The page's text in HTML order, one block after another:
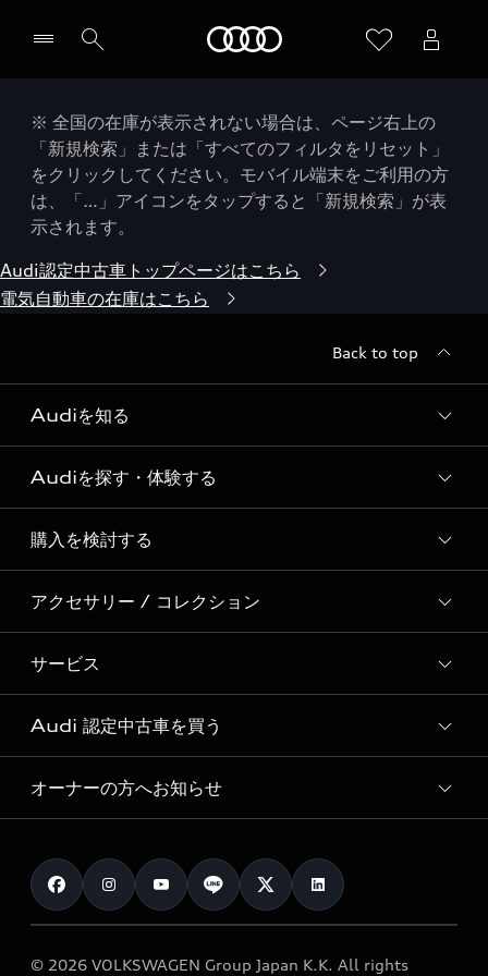
※ 全国の在庫が表示されない場合は、ページ右上の
「新規検索」または「すべてのフィルタをリセット」
をクリックしてください。モバイル端末をご利用の方
は、「…」アイコンをタップすると「新規検索」が表
示されます。
Audi認定中古車トップページはこちら
電気自動車の在庫はこちら
Back to top
Audiを知る
Audi ブランド
Story of Progress
Audi Sport
Formula 1®
デジタルサービス
Audiを探す・体験する
ディーラー検索
新車在庫検索
試乗車・展示車検索
見積もり依頼
試乗予約
購入を検討する
モデル一覧
特別仕様モデル / 限定モデル
e-tronラインアップ
価格シミュレーション
車両比較
カタログ一覧
アクセサリー / コレクション
純正アクセサリー
オンラインショップ
Audi collection
アウディナビアプリ
サービス
サービス入庫予約
サービスプログラム
メンテナンス
車検 / 定期点検
e-tronアフターサポート
Audi 認定中古車を買う
Audi認定中古車
クオリティ
保証
メンテナンス
オーナーの方へお知らせ
お知らせ
オーナー様向けキャンペーン
© 2026 VOLKSWAGEN Group Japan K.K. All rights